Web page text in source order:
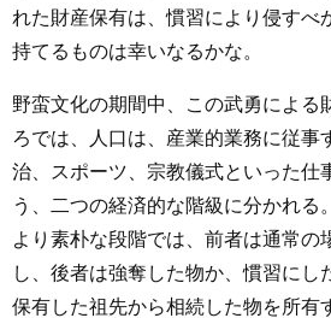
れた財産保有は、慣習により侵すべ
持てるものは幸いなるかな。
野蛮文化の期間中、この武勇による
ろでは、人口は、産業的業務に従事
治、スポーツ、宗教儀式といった仕
う、二つの経済的な階級に分かれる
より素朴な段階では、前者は通常の
し、後者は強奪した物か、慣習にし
保有した祖先から相続した物を所有